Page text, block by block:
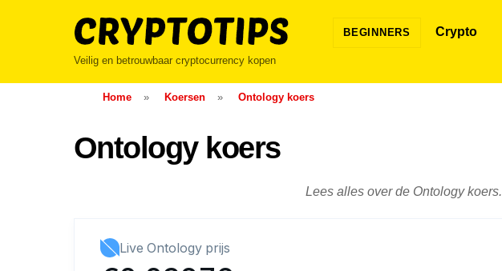
Veilig en betrouwbaar cryptocurrency kopen
BEGINNERS Crypto
Home » Koersen » Ontology koers
Ontology koers
Lees alles over de Ontology koers.